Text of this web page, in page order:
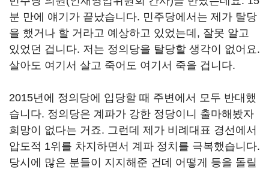
분 만에 얘기가 끝났습니다. 민주당에서는 제가 탈당
을 했거나 할 거라고 예상하고 있었는데, 잘못 알고
있었던 겁니다. 저는 정의당을 탈당할 생각이 없어요.
살아도 여기서 살고 죽어도 여기서 죽을 겁니다.
2015년에 정의당에 입당할 때 주변에서 모두 반대했
습니다. 정의당은 계파가 강한 정당이니 출마해봤자
희망이 없다는 거죠. 그런데 제가 비례대표 경선에서
압도적 1위를 차지하면서 계파 정치를 극복했습니다.
당시에 많은 분들이 지지해준 건데 어떻게 등을 돌릴